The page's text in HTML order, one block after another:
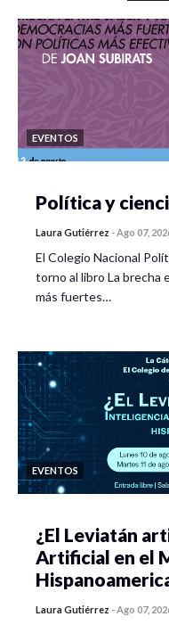
EVENTOS
Política y
Laura Gutiérrez -Ago 07,
El Colegio Nacional
torno al libro La brecha
más fuertes…
EVENTOS
¿El Leviatán
Artificial en el
Laura Gutiérrez -Ago 07,